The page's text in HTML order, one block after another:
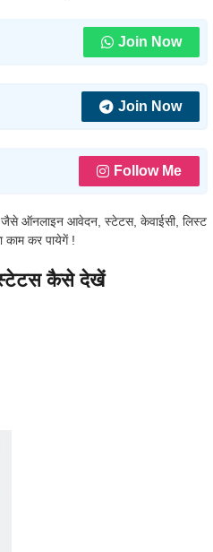
Join Now
Join Now
Follow Me
जैसे ऑनलाइन आवेदन, स्टेटस, केवाईसी, लिस्ट
काम कर पायेगें !
कैसे देखें